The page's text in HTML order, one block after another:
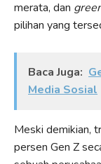
merata, dan
pilihan yang
Baca Juga:
Media Sosial
Meski demikian,
persen Gen Z